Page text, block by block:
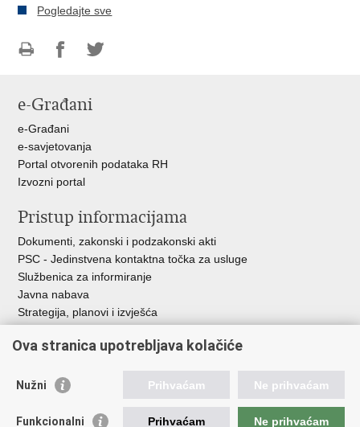
Pogledajte sve
FacebookuTwitteru
e-Građani
e-Građani
e-savjetovanja
Portal otvorenih podataka RH
Izvozni portal
Pristup informacijama
Dokumenti, zakonski i podzakonski akti
PSC - Jedinstvena kontaktna točka za usluge
Službenica za informiranje
Javna nabava
Strategija, planovi i izvješća
Korisne poveznice
Ova stranica upotrebljava kolačiće
Nužni Prihvaćam Ne prihvaćam
Funkcionalni Prihvaćam Ne prihvaćam